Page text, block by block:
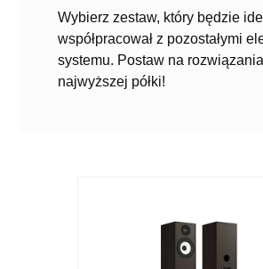
Wybierz zestaw, który będzie
współpracował z pozostałymi
systemu. Postaw na
najwyższej półki!